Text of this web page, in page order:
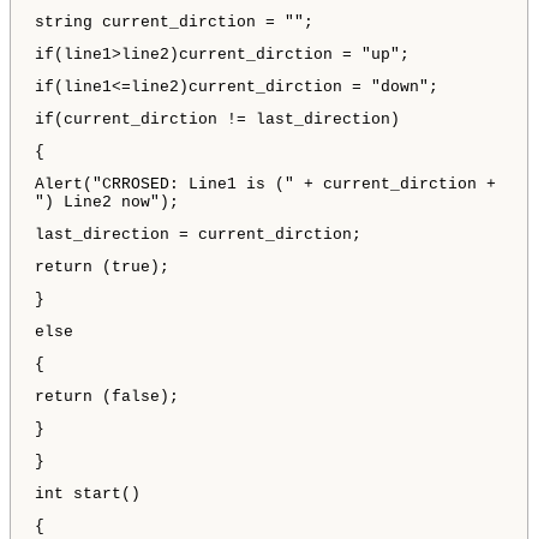
string current_dirction = "";
if(line1>line2)current_dirction = "up";
if(line1<=line2)current_dirction = "down";
if(current_dirction != last_direction)
{
Alert("CRROSED: Line1 is (" + current_dirction +
") Line2 now");
last_direction = current_dirction;
return (true);
}
else
{
return (false);
}
}
int start()
{